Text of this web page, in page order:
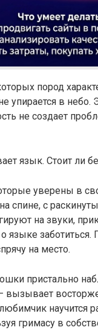
пород
упирается в небо.
не создает
уверены в
спине, с
на звуки,
языке
на место.
пристально
вызывает
научится
гримасу в